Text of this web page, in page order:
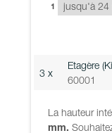
1
3 x
Etagère
60001
La hauteur
mm.